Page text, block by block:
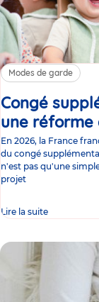
Modes de garde
Congé
une réforme
En 2026, la France
du congé
n'est pas qu'une
projet
Lire la suite